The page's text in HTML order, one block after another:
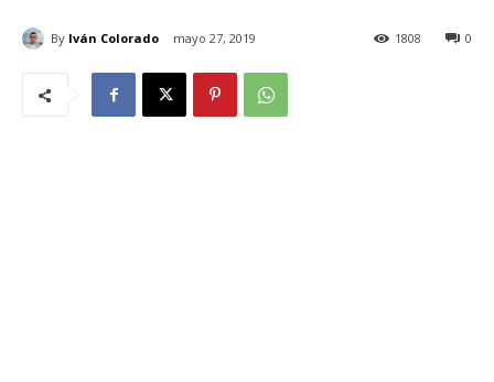
By Iván Colorado mayo 27, 2019 0
1808